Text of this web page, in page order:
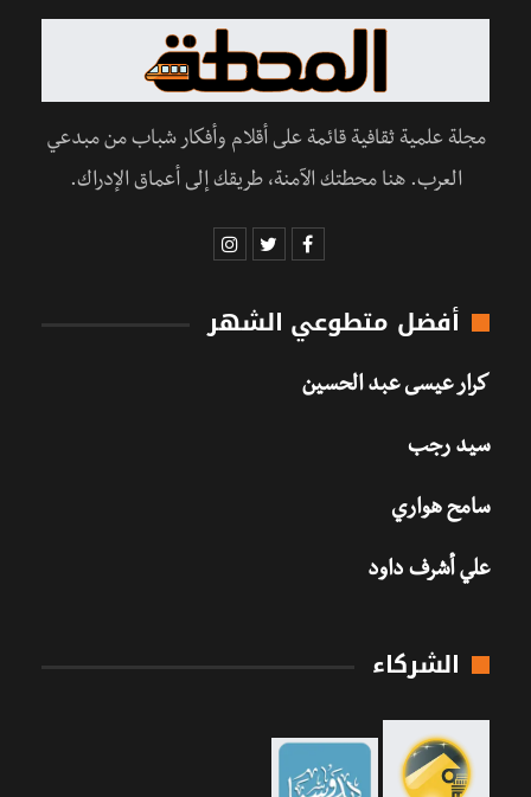
مجلة علمية ثقافية قائمة على أقلام وأفكار شباب من مبدعي
العرب. هنا محطتك الآمنة، طريقك إلى أعماق الإدراك.
أفضل متطوعي الشهر
كرار عيسى عبد الحسين
سيد رجب
سامح هواري
علي أشرف داود
الشركاء